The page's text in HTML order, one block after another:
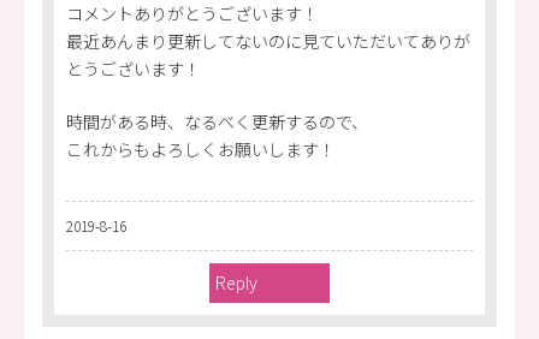
コメントありがとうございます！
最近あんまり更新してないのに見ていただいてありが
とうございます！
時間がある時、なるべく更新するので、
これからもよろしくお願いします！
2019-8-16
Reply